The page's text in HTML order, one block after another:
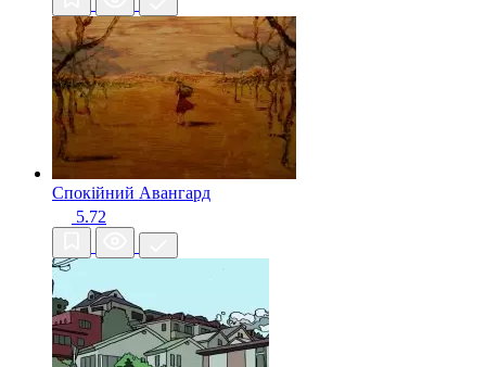
Спокійний Авангард
5.72